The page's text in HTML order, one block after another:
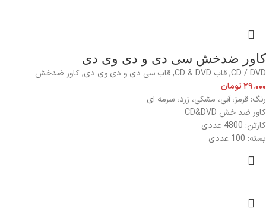
کاور ضدخش سی دی و دی وی دی
CD / DVD
,قاب CD & DVD ,قاب سی دی و دی وی دی,کاور ضدخش
۲۹.۰۰۰تومان
رنگ: قرمز، آبی، مشکی، زرد، سرمه ای
کاور ضد خش CD&DVD
کارتن: 4800 عددی
بسته: 100 عددی